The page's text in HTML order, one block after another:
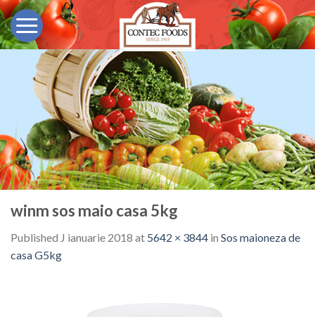
Skip
to
content
winm sos maio casa 5kg
Published J ianuarie 2018 at 5642 × 3844 in Sos maioneza de
casa G5kg